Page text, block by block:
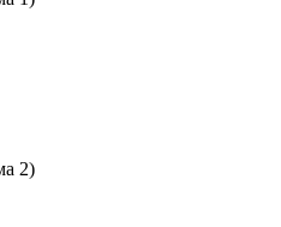
2)